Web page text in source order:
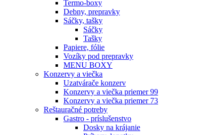
Termo-boxy
Debny, prepravky
Sáčky, tašky
Sáčky
Tašky
Papiere, fólie
Vozíky pod prepravky
MENU BOXY
Konzervy a viečka
Uzatvárače konzerv
Konzervy a viečka priemer 99
Konzervy a viečka priemer 73
Reštauračné potreby
Gastro - príslušenstvo
Dosky na krájanie